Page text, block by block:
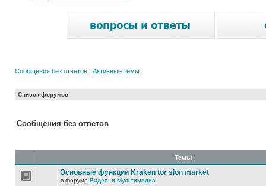
Сообщения без ответов | Активные темы
Список форумов
Сообщения без ответов
Темы
Основные функции Kraken tor slon market
в форуме Видео- и Мультимедиа